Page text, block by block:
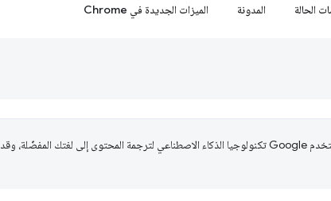
الحالة المدونة الميزات الجديدة في Chrome
تستخدم Google تكنولوجيا الذكاء الاصطناعي لترجمة المحتوى إلى لغتك المفضّلة، وقد